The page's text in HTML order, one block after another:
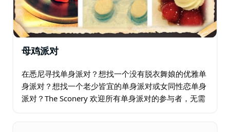
母鸡派对
在悉尼寻找单身派对？想找一个没有脱衣舞娘的优雅单
身派对？想找一个老少皆宜的单身派对或女同性恋单身
派对？The Sconery 欢迎所有单身派对的参与者，无需